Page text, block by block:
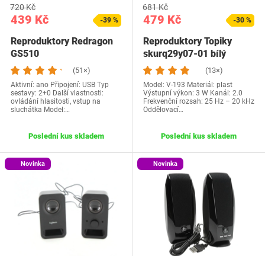
439 Kč
720 Kč
-39 %
Reproduktory Redragon
GS510
(51×)
Aktivní: ano Připojení: USB Typ
sestavy: 2+0 Další vlastnosti:
ovládání hlasitosti, vstup na
sluchátka Model:…
Poslední kus skladem
479 Kč
681 Kč
-30 %
Reproduktory Topiky
skurq29y07-01 bílý
(13×)
Model: V-193 Materiál: plast
Výstupní výkon: 3 W Kanál: 2.0
Frekvenční rozsah: 25 Hz – 20 kHz
Oddělovací…
Poslední kus skladem
Novinka Novinka